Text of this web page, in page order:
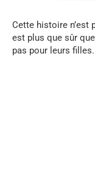
Cette histoire n’est
est plus que sûr
pas pour leurs filles.